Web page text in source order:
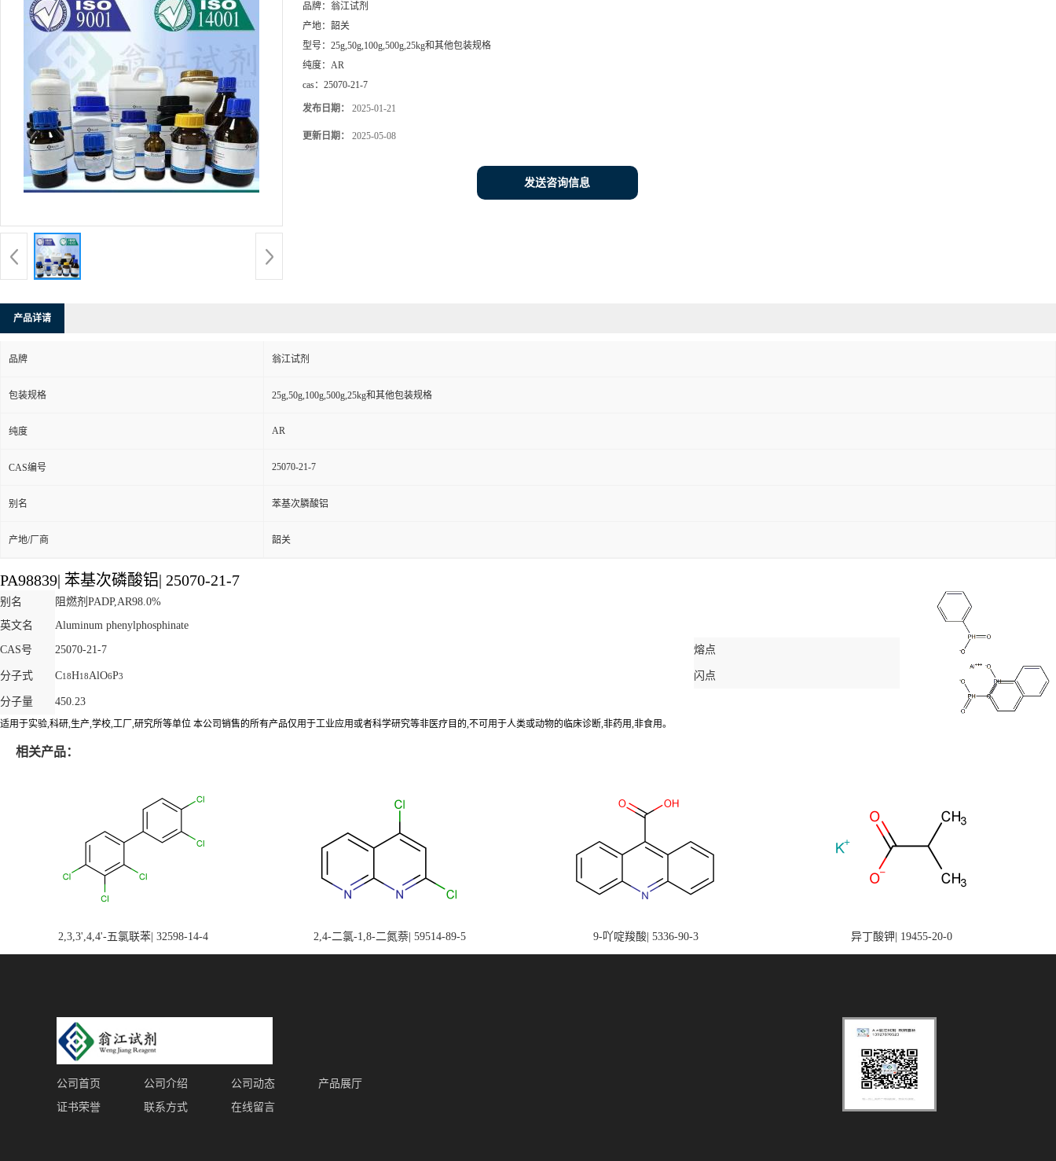
品牌： 翁江试剂
产地： 韶关
型号： 25g,50g,100g,500g,25kg和其他包装规格
纯度： AR
cas： 25070-21-7
发布日期： 2025-01-21
更新日期： 2025-05-08
发送咨询信息
产品详请
品牌 翁江试剂
包装规格 25g,50g,100g,500g,25kg和其他包装规格
纯度 AR
CAS编号 25070-21-7
别名 苯基次膦酸铝
产地/厂商 韶关
PA98839| 苯基次磷酸铝| 25070-21-7
别名
阻燃剂PADP,AR98.0%
英文名
Aluminum phenylphosphinate
CAS号 25070-21-7 熔点
分子式 C18H18AlO6P3 闪点
分子量 450.23
适用于实验,科研,生产,学校,工厂,研究所等单位 本公司销售的所有产品仅用于工业应用或者科学研究等非医疗目的,不可用于人类或动物的临床诊断,非药用,非食用。
相关产品：
2,3,3',4,4'-五氯联苯| 32598-14-4 2,4-二氯-1,8-二氮萘| 59514-89-5 9-吖啶羧酸| 5336-90-3 异丁酸钾| 19455-20-0
公司首页 公司介绍 公司动态
产品展厅
证书荣誉
联系方式 在线留言